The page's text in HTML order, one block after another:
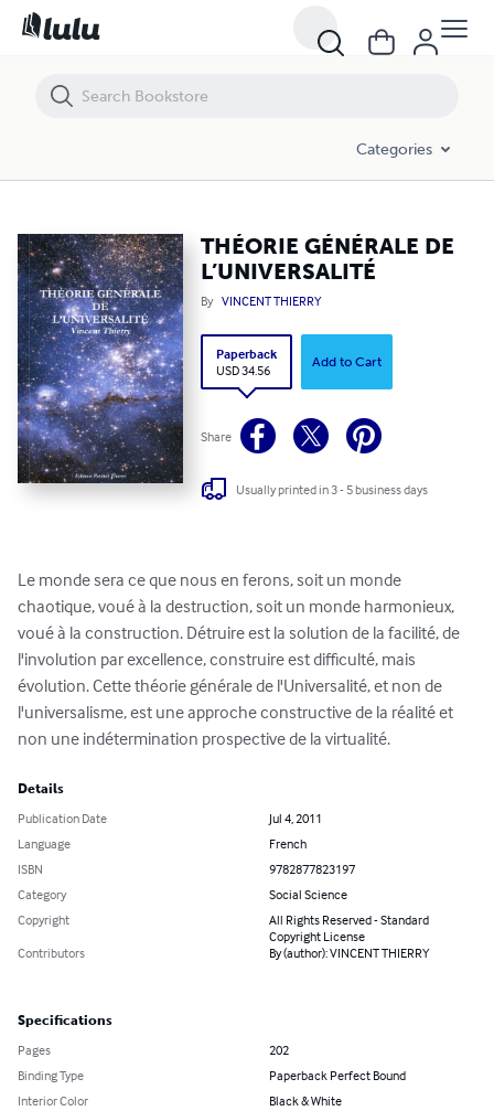
Categories
THÉORIE GÉNÉRALE DE
L’UNIVERSALITÉ
By VINCENT THIERRY
Paperback
USD 34.56
Add to Cart
Share
Usually printed in 3 - 5 business days
Le monde sera ce que nous en ferons, soit un monde
chaotique, voué à la destruction, soit un monde harmonieux,
voué à la construction. Détruire est la solution de la facilité, de
l'involution par excellence, construire est difficulté, mais
évolution. Cette théorie générale de l'Universalité, et non de
l'universalisme, est une approche constructive de la réalité et
non une indétermination prospective de la virtualité.
Details
Publication Date
Jul 4, 2011
Language
French
ISBN
9782877823197
Category
Social Science
Copyright
All Rights Reserved - Standard
Copyright License
Contributors
By (author): VINCENT THIERRY
Specifications
Pages
202
Binding Type
Paperback Perfect Bound
Interior Color
Black & White
THÉORIE GÉNÉRALE DE L’UNIVERSALITÉ